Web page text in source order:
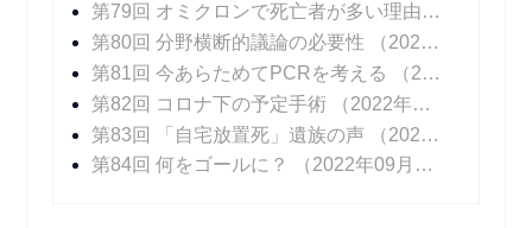
第79回 オミクロンで死亡者が多い理由
（2022年
第80回 分野横断的議論の必要性
（2022年03月21日 掲載）
第81回 今あらためてPCRを考える
（2022年04月04日 掲載）
第82回 コロナ下の予定手術
（2022年04月25日 掲載）
第83回 「自宅放置死」遺族の声
（2022年05月23日 掲載）
第84回 何をゴールに？
（2022年09月09日 掲載）